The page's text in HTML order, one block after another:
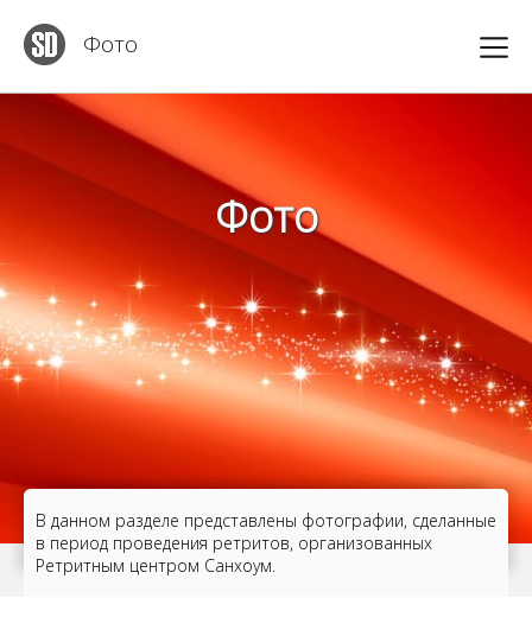
Фото
Фото
В данном разделе представлены фотографии, сделанные
в период проведения ретритов, организованных
Ретритным центром Санхоум.